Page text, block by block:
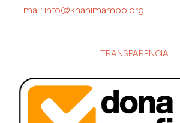
Email: info@khanimambo.org
TRANSPARENCIA